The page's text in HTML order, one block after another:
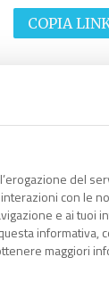
del
con le
e ai tuoi
maggiori
COPIA
COPIA